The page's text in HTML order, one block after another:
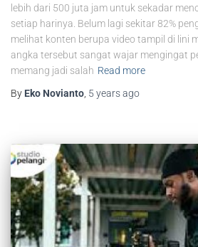
lebih dari 500 juta jam untuk sekadar
setiap harinya. Belum lagi sekitar 82%
melihat konten berupa video tampil di lini
angka tersebut sangat wajar mengingat
memang jadi salah Read more
By Eko Novianto, 5 yearsago